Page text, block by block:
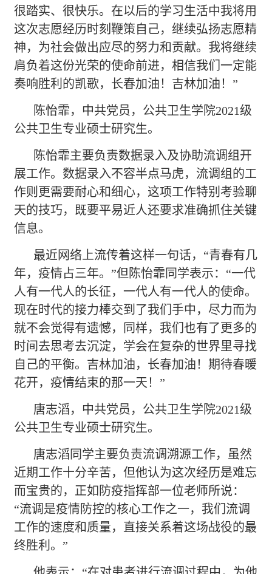
很踏实、很快乐。在以后的学习生活中我将用
这次志愿经历时刻鞭策自己，继续弘扬志愿精
神，为社会做出应尽的努力和贡献。我将继续
肩负着这份光荣的使命前进，相信我们一定能
奏响胜利的凯歌，长春加油！吉林加油！”
陈怡霏，中共党员，公共卫生学院2021级
公共卫生专业硕士研究生。
陈怡霏主要负责数据录入及协助流调组开
展工作。数据录入不容半点马虎，流调组的工
作则更需要耐心和细心，这项工作特别考验聊
天的技巧，既要平易近人还要求准确抓住关键
信息。
最近网络上流传着这样一句话， “青春有几
年，疫情占三年。”但陈怡霏同学表示：“一代
人有一代人的长征，一代人有一代人的使命。
现在时代的接力棒交到了我们手中，尽力而为
就不会觉得有遗憾，同样，我们也有了更多的
时间去思考去沉淀，学会在复杂的世界里寻找
自己的平衡。吉林加油，长春加油！期待春暖
花开，疫情结束的那一天！”
唐志滔，中共党员，公共卫生学院2021级
公共卫生专业硕士研究生。
唐志滔同学主要负责流调溯源工作，虽然
近期工作十分辛苦，但他认为这次经历是难忘
而宝贵的，正如防疫指挥部一位老师所说：
“流调是疫情防控的核心工作之一，我们流调
工作的速度和质量，直接关系着这场战役的最
终胜利。”